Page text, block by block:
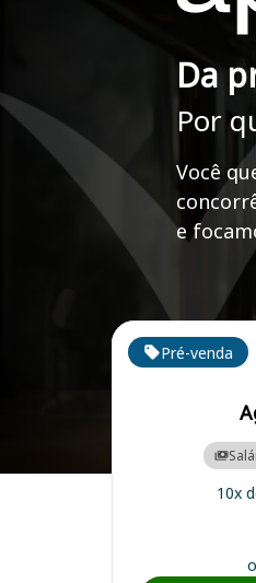
Da
Por
Você
e
Curso Preparatório para o
Cursos em
Pré-venda
10x